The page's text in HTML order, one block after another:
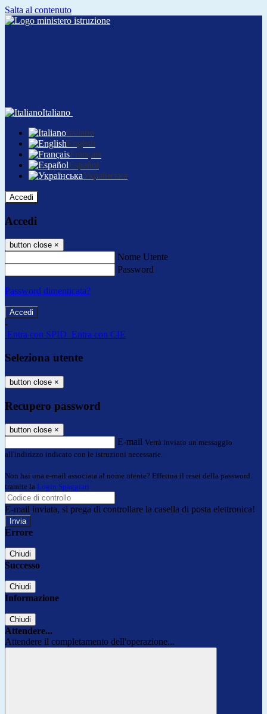
Salta al contenuto
Italiano
Italiano
English
Français
Español
Українська
Accedi
Accedi
button close ×
Nome Utente
Password
Password dimenticata?
-
Entra con SPID Entra con CIE
Seleziona utente
button close ×
Recupero password
button close ×
E-mail Verrà inviato un messaggio
all'indirizzo indicato con le istruzioni necessarie.
Non hai una e-mail associata al nome utente? Effettua il reset della password
tramite la Login Spaggiari
E-mail inviata, si prega di controllare la casella di posta elettronica!
Errore
Chiudi
Successo
Chiudi
Informazione
Chiudi
Attendere...
Attendere il completamento dell'operazione...